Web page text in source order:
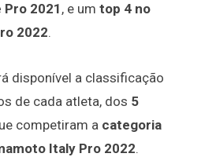
2021 , e um top 4 no
2022.
disponível a classificação
de cada atleta, dos 5
competiram a categoria
Italy Pro 2022.